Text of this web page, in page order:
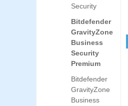
Security
Bitdefender
GravityZone
Business
Security
Premium
Bitdefender
GravityZone
Business